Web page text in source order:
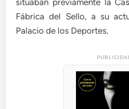
situaban previamente la
Fábrica del Sello, a su
Palacio de los Deportes.